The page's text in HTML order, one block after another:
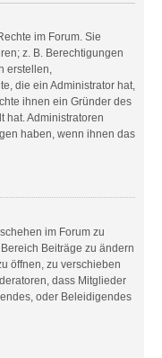
im Forum. Sie
z. B. Berechtigungen
erstellen,
die ein Administrator hat,
ihnen ein Gründer des
hat. Administratoren
haben, wenn ihnen das
im Forum zu
Beiträge zu ändern
öffnen, zu verschieben
dass Mitglieder
oder Beleidigendes